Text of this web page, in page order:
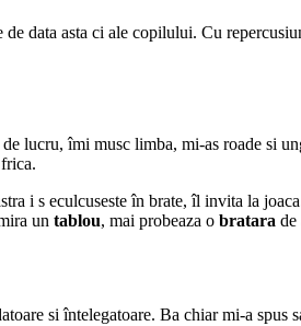
data asta ci ale copilului. Cu
lucru, îmi musc limba, mi-as roade si
i s eculcuseste în brate, îl invita la
un tablou, mai probeaza o bratara de
si întelegatoare. Ba chiar mi-a spus